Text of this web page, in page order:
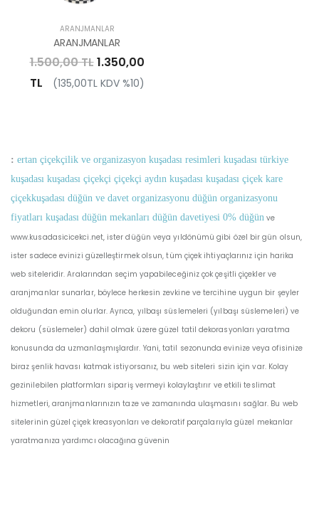
ARANJMANLAR
ARANJMANLAR
1.500,00 TL1.350,00
TL
(135,00TL KDV %10)
: ertan çiçekçilik ve organizasyon kuşadası resimleri kuşadası türkiye
kuşadası kuşadası çiçekçi çiçekçi aydın kuşadası kuşadası çiçek kare
çiçekkuşadası düğün ve davet organizasyonu düğün organizasyonu
fiyatları kuşadası düğün mekanları düğün davetiyesi 0% düğün ve
www.kusadasicicekci.net, ister düğün veya yıldönümü gibi özel bir gün olsun,
ister sadece evinizi güzelleştirmek olsun, tüm çiçek ihtiyaçlarınız için harika
web siteleridir. Aralarından seçim yapabileceğiniz çok çeşitli çiçekler ve
aranjmanlar sunarlar, böylece herkesin zevkine ve tercihine uygun bir şeyler
olduğundan emin olurlar. Ayrıca, yılbaşı süslemeleri (yılbaşı süslemeleri) ve
dekoru (süslemeler) dahil olmak üzere güzel tatil dekorasyonları yaratma
konusunda da uzmanlaşmışlardır. Yani, tatil sezonunda evinize veya ofisinize
biraz şenlik havası katmak istiyorsanız, bu web siteleri sizin için var. Kolay
gezinilebilen platformları sipariş vermeyi kolaylaştırır ve etkili teslimat
hizmetleri, aranjmanlarınızın taze ve zamanında ulaşmasını sağlar. Bu web
sitelerinin güzel çiçek kreasyonları ve dekoratif parçalarıyla güzel mekanlar
yaratmanıza yardımcı olacağına güvenin